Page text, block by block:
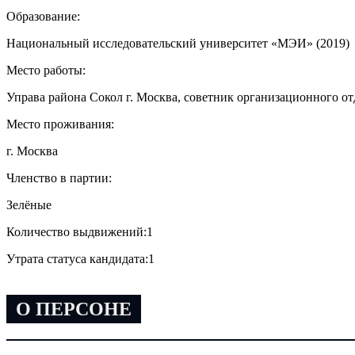
Образование:
Национальный исследовательский университет «МЭИ» (2019)
Место работы:
Управа района Сокол г. Москва, советник организационного
Место проживания:
г. Москва
Членство в партии:
Зелёные
Количество выдвижений:1
Утрата статуса кандидата:1
О ПЕРСОНЕ